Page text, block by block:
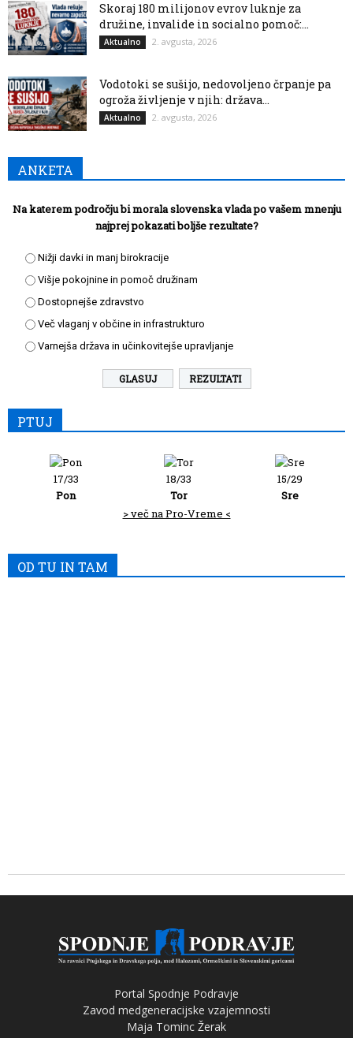
Skoraj 180 milijonov evrov luknje za
družine, invalide in socialno pomoč:...
Aktualno 2. avgusta, 2026
Vodotoki se sušijo, nedovoljeno črpanje pa
ogroža življenje v njih: država...
Aktualno 2. avgusta, 2026
ANKETA
Na katerem področju bi morala slovenska vlada po vašem mnenju
najprej pokazati boljše rezultate?
Nižji davki in manj birokracije
Višje pokojnine in pomoč družinam
Dostopnejše zdravstvo
Več vlaganj v občine in infrastrukturo
Varnejša država in učinkovitejše upravljanje
REZULTATI
PTUJ
17/33
Pon
18/33
Tor
15/29
Sre
> več na Pro-Vreme <
OD TU IN TAM
Portal Spodnje Podravje
Zavod medgeneracijske vzajemnosti
Maja Tominc Žerak